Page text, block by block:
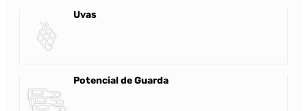
Uvas
Potencial de Guarda